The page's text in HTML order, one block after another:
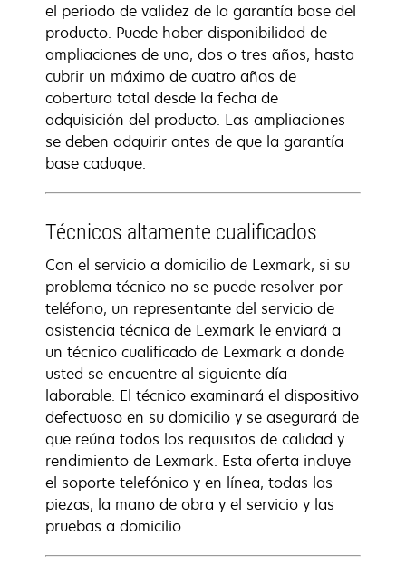
el periodo de validez de la garantía base del
producto. Puede haber disponibilidad de
ampliaciones de uno, dos o tres años, hasta
cubrir un máximo de cuatro años de
cobertura total desde la fecha de
adquisición del producto. Las ampliaciones
se deben adquirir antes de que la garantía
base caduque.
Técnicos altamente cualificados
Con el servicio a domicilio de Lexmark, si su
problema técnico no se puede resolver por
teléfono, un representante del servicio de
asistencia técnica de Lexmark le enviará a
un técnico cualificado de Lexmark a donde
usted se encuentre al siguiente día
laborable. El técnico examinará el dispositivo
defectuoso en su domicilio y se asegurará de
que reúna todos los requisitos de calidad y
rendimiento de Lexmark. Esta oferta incluye
el soporte telefónico y en línea, todas las
piezas, la mano de obra y el servicio y las
pruebas a domicilio.